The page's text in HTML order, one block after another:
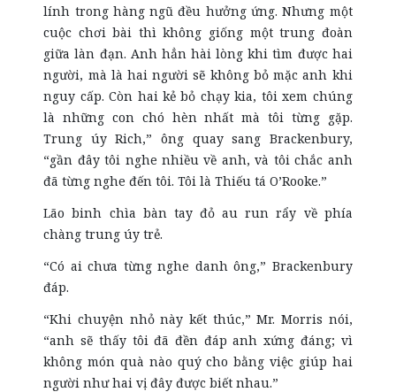
lính trong hàng ngũ đều hưởng ứng. Nhưng một
cuộc chơi bài thì không giống một trung đoàn
giữa làn đạn. Anh hẳn hài lòng khi tìm được hai
người, mà là hai người sẽ không bỏ mặc anh khi
nguy cấp. Còn hai kẻ bỏ chạy kia, tôi xem chúng
là những con chó hèn nhất mà tôi từng gặp.
Trung úy Rich,” ông quay sang Brackenbury,
“gần đây tôi nghe nhiều về anh, và tôi chắc anh
đã từng nghe đến tôi. Tôi là Thiếu tá O’Rooke.”
Lão binh chìa bàn tay đỏ au run rẩy về phía
chàng trung úy trẻ.
“Có ai chưa từng nghe danh ông,” Brackenbury
đáp.
“Khi chuyện nhỏ này kết thúc,” Mr. Morris nói,
“anh sẽ thấy tôi đã đền đáp anh xứng đáng; vì
không món quà nào quý cho bằng việc giúp hai
người như hai vị đây được biết nhau.”